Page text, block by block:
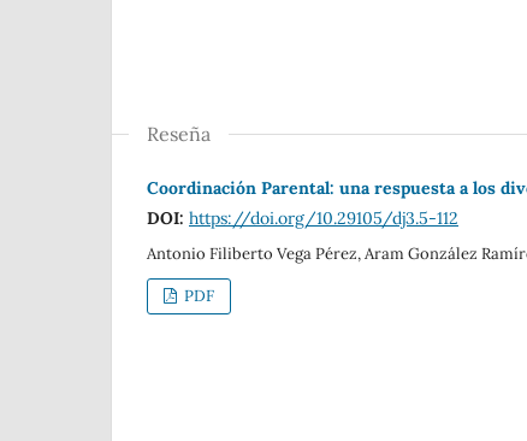
Reseña
Coordinación Parental: una respuesta a los
DOI: https://doi.org/10.29105/dj3.5-112
Antonio Filiberto Vega Pérez, Aram González
PDF